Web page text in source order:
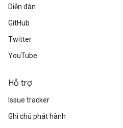
Diễn đàn
GitHub
Twitter
YouTube
Hỗ trợ
Issue tracker
Ghi chú phát hành